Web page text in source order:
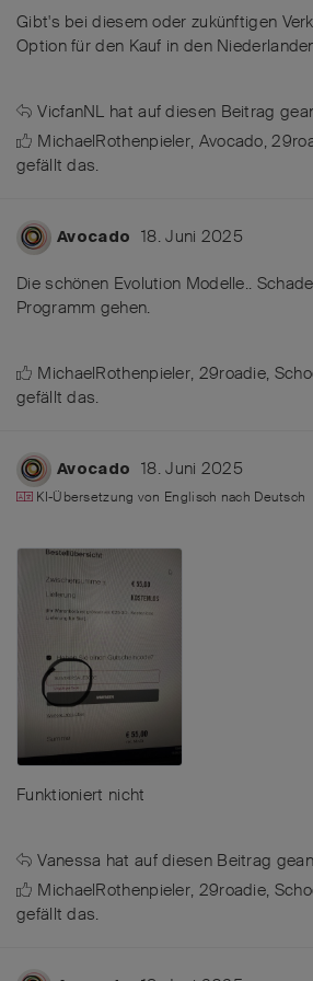
Gibt's bei diesem oder zukünftigen
Option für den Kauf in den
VicfanNL hat auf diesen Beitrag
MichaelRothenpieler, Avocado,
gefällt das.
Avocado 18. Juni 2025
Die schönen Evolution Modelle..
Programm gehen.
MichaelRothenpieler, 29roadie,
gefällt das.
Avocado 18. Juni 2025
KI-Übersetzung von Englisch nach Deutsch
Funktioniert nicht
Vanessa hat auf diesen Beitrag
MichaelRothenpieler, 29roadie,
gefällt das.